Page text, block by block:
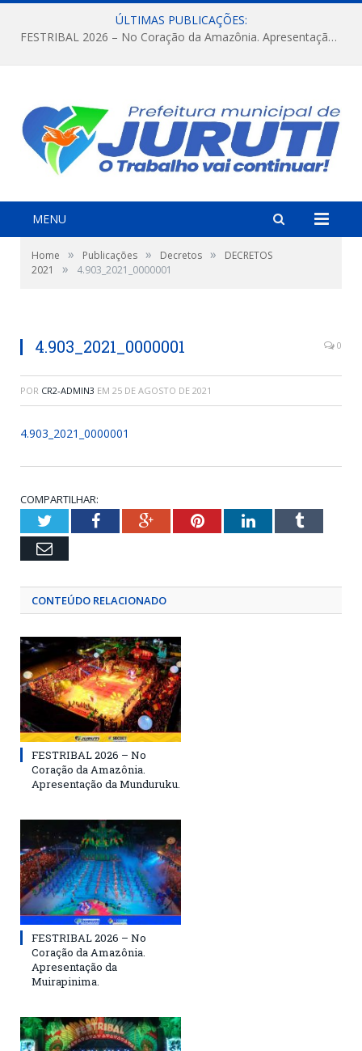
ÚLTIMAS PUBLICAÇÕES:
FESTRIBAL 2026 – No Coração da Amazônia. Apresentação da Munduruku.
MENU
Home » Publicações » Decretos »
DECRETOS
2021
» 4.903_2021_0000001
4.903_2021_0000001 0
POR CR2-ADMIN3 EM 25 DE AGOSTO DE 2021
4.903_2021_0000001
COMPARTILHAR:
TwitterFacebookGoogle+PinterestLinkedInTumblr
Email
CONTEÚDO RELACIONADO
FESTRIBAL 2026 – No
Coração da Amazônia.
Apresentação da Munduruku.
FESTRIBAL 2026 – No
Coração da Amazônia.
Apresentação da
Muirapinima.